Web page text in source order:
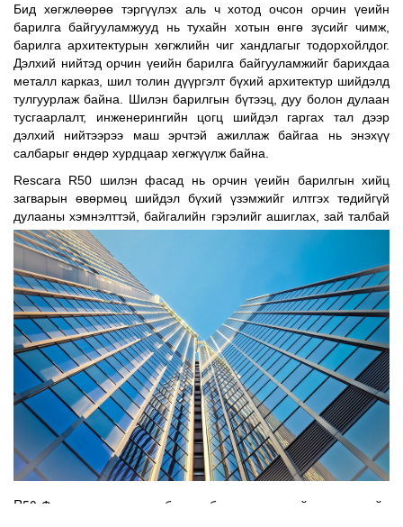
үзүүлэлтийг ASAŞ компани үйлдвэртээ EN12207, 12208 болон
EN 12210 нормын дагуу гүйцэтгэдэг. Дэлгэрэнгүй мэдээллийг
www.rescara.com.tr
Бид хөгжлөөрөө тэргүүлэх аль ч хотод очсон орчин үеийн
барилга байгууламжууд нь тухайн хотын өнгө зүсийг чимж,
барилга архитектурын хөгжлийн чиг хандлагыг тодорхойлдог.
Дэлхий нийтэд орчин үеийн барилга байгууламжийг барихдаа
металл карказ, шил толин дүүргэлт бүхий архитектур шийдэлд
тулгуурлаж байна. Шилэн барилгын бүтээц, дуу болон дулаан
тусгаарлалт, инженерингийн цогц шийдэл гаргах тал дээр
дэлхий нийтээрээ маш эрчтэй ажиллаж байгаа нь энэхүү
салбарыг өндөр хурдцаар хөгжүүлж байна.
Rescara R50 шилэн фасад нь орчин үеийн барилгын хийц
загварын өвөрмөц шийдэл бүхий үзэмжийг илтгэх төдийгүй
дулааны хэмнэлттэй, байгалийн гэрэлийг ашиглах, зай талбай
уужим саруул харагдах, эдийн засгийн хэмнэлттэй гэх мэт олон
давуу талуудыг бий болгодог.
R50 Фасадны систем нь багана болон хөндөлийн хэмжээсийн